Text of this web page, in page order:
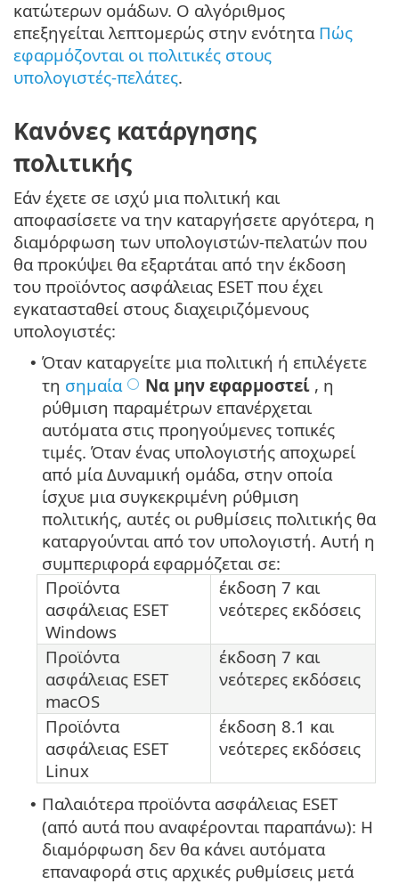
κατώτερων ομάδων. Ο αλγόριθμος
επεξηγείται λεπτομερώς στην ενότητα Πώς
εφαρμόζονται οι πολιτικές στους
υπολογιστές-πελάτες.
Κανόνες κατάργησης
πολιτικής
Εάν έχετε σε ισχύ μια πολιτική και
αποφασίσετε να την καταργήσετε αργότερα, η
διαμόρφωση των υπολογιστών-πελατών που
θα προκύψει θα εξαρτάται από την έκδοση
του προϊόντος ασφάλειας ESET που έχει
εγκατασταθεί στους διαχειριζόμενους
υπολογιστές:
• Όταν καταργείτε μια πολιτική ή επιλέγετε
τη σημαία Να μην εφαρμοστεί , η
ρύθμιση παραμέτρων επανέρχεται
αυτόματα στις προηγούμενες τοπικές
τιμές. Όταν ένας υπολογιστής αποχωρεί
από μία Δυναμική ομάδα, στην οποία
ίσχυε μια συγκεκριμένη ρύθμιση
πολιτικής, αυτές οι ρυθμίσεις πολιτικής θα
καταργούνται από τον υπολογιστή. Αυτή η
συμπεριφορά εφαρμόζεται σε:
Προϊόντα
ασφάλειας ESET
Windows
έκδοση 7 και
νεότερες εκδόσεις
Προϊόντα
ασφάλειας ESET
macOS
έκδοση 7 και
νεότερες εκδόσεις
Προϊόντα
ασφάλειας ESET
Linux
έκδοση 8.1 και
νεότερες εκδόσεις
• Παλαιότερα προϊόντα ασφάλειας ESET
(από αυτά που αναφέρονται παραπάνω): Η
διαμόρφωση δεν θα κάνει αυτόματα
επαναφορά στις αρχικές ρυθμίσεις μετά